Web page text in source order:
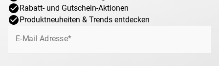
Eine Münze des Alltags: Tauchen Sie ein in das Leben
im alten Rom!
Mit dem As aus den Jahren 41–54 n. Chr. können Sie jetzt
Rabatt- und Gutschein-Aktionen
Produktneuheiten & Trends entdecken
E-Mail Adresse*